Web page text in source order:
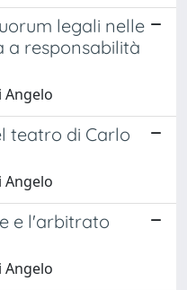
legali nelle
a responsabilità
Angelo
teatro di Carlo
Angelo
e l'arbitrato
Angelo